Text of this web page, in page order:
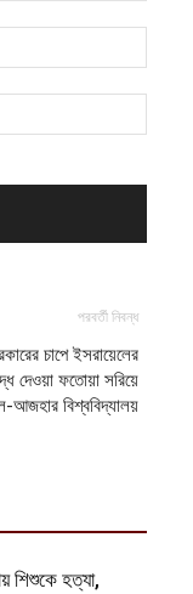
পরবর্তী নিবন্ধ
চাপে ইসরায়েলের
দেওয়া ফতোয়া সরিয়ে
আজহার বিশ্ববিদ্যালয়
শিশুকে হত্যা,